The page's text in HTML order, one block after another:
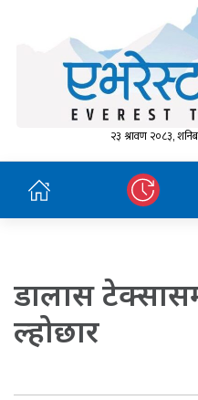
२३ श्रावण २०८३,
डालास
ल्होछार